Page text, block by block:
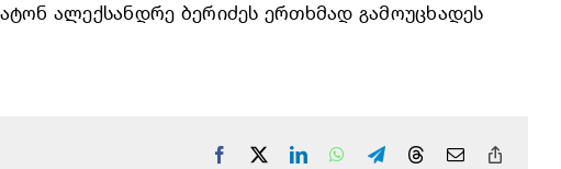
ალექსანდრე ბერიძეს ერთხმად გამოუცხადეს
Facebook LinkedInWhatsApp
TelegramThreadsEmail